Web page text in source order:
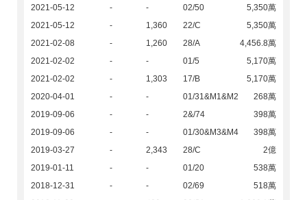
2021-05-12
- - 02/50
5,350萬
2021-05-12
- 1,360 22/C
5,350萬
2021-02-08
- 1,260 28/A
4,456.8萬
2021-02-02
- - 01/5
5,170萬
2021-02-02
- 1,303 17/B
5,170萬
2020-04-01
- - 01/31&M1&M2
268萬
2019-09-06
- - 2&/74
398萬
2019-09-06
- - 01/30&M3&M4
398萬
2019-03-27
- 2,343 28/C
2億
2019-01-11
- - 01/20
538萬
2018-12-31
- - 02/69
518萬